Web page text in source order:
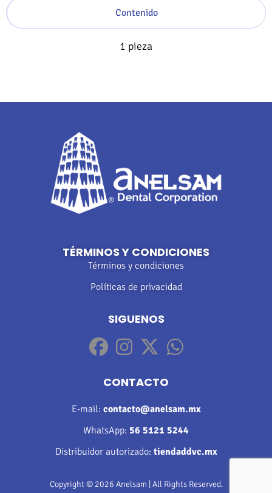
Contenido
1 pieza
TÉRMINOS Y CONDICIONES
Términos y condiciones
Políticas de privacidad
SIGUENOS
CONTACTO
E-mail: contacto@anelsam.mx
WhatsApp: 56 5121 5244
Distribuidor autorizado: tiendaddvc.mx
Copyright © 2026 Anelsam | All Rights Reserved.